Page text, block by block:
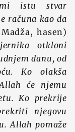
istu stvar
računa kao da
hasen)
otkloni
danu, od
Ko olakša
će njemu
Ko prekrije
njegovu
Allah pomaže